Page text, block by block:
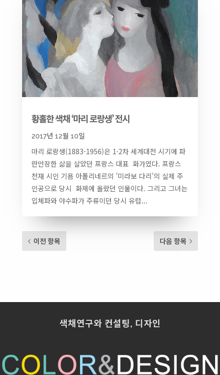
황홀한 색채 ‘마리 로랑생’ 전시
2017년 12월 10일
마리 로랑생(1883-1956)은 1·2차 세계대전 시기에 파
란만장한 삶을 살았던 프랑스 대표 화가였다. 프랑스
천재 시인 기욤 아폴리네르의 '미라보 다리'의 실제 주
인공으로 당시 화제에 올랐던 인물이다. 그리고 그녀는
입체파와 야수파가 주류이던 당시 유럽...
이전 항목 다음 항목
색채연구와 컨설팅, 디자인